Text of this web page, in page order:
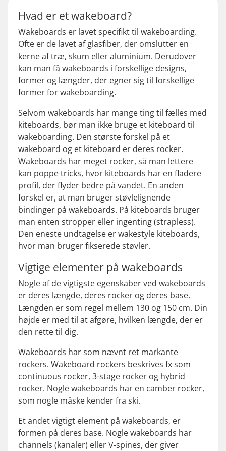
Hvad er et wakeboard?
Wakeboards er lavet specifikt til wakeboarding.
Ofte er de lavet af glasfiber, der omslutter en
kerne af træ, skum eller aluminium. Derudover
kan man få wakeboards i forskellige designs,
former og længder, der egner sig til forskellige
former for wakeboarding.
Selvom wakeboards har mange ting til fælles med
kiteboards, bør man ikke bruge et kiteboard til
wakeboarding. Den største forskel på et
wakeboard og et kiteboard er deres rocker.
Wakeboards har meget rocker, så man lettere
kan poppe tricks, hvor kiteboards har en fladere
profil, der flyder bedre på vandet. En anden
forskel er, at man bruger støvlelignende
bindinger på wakeboards. På kiteboards bruger
man enten stropper eller ingenting (strapless).
Den eneste undtagelse er wakestyle kiteboards,
hvor man bruger fikserede støvler.
Vigtige elementer på wakeboards
Nogle af de vigtigste egenskaber ved wakeboards
er deres længde, deres rocker og deres base.
Længden er som regel mellem 130 og 150 cm. Din
højde er med til at afgøre, hvilken længde, der er
den rette til dig.
Wakeboards har som nævnt ret markante
rockers. Wakeboard rockers beskrives fx som
continuous rocker, 3-stage rocker og hybrid
rocker. Nogle wakeboards har en camber rocker,
som nogle måske kender fra ski.
Et andet vigtigt element på wakeboards, er
formen på deres base. Nogle wakeboards har
channels (kanaler) ellerV-spines, der giver